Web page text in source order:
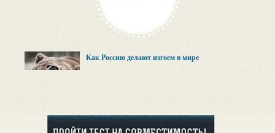
Как Россию делают изгоем в мире